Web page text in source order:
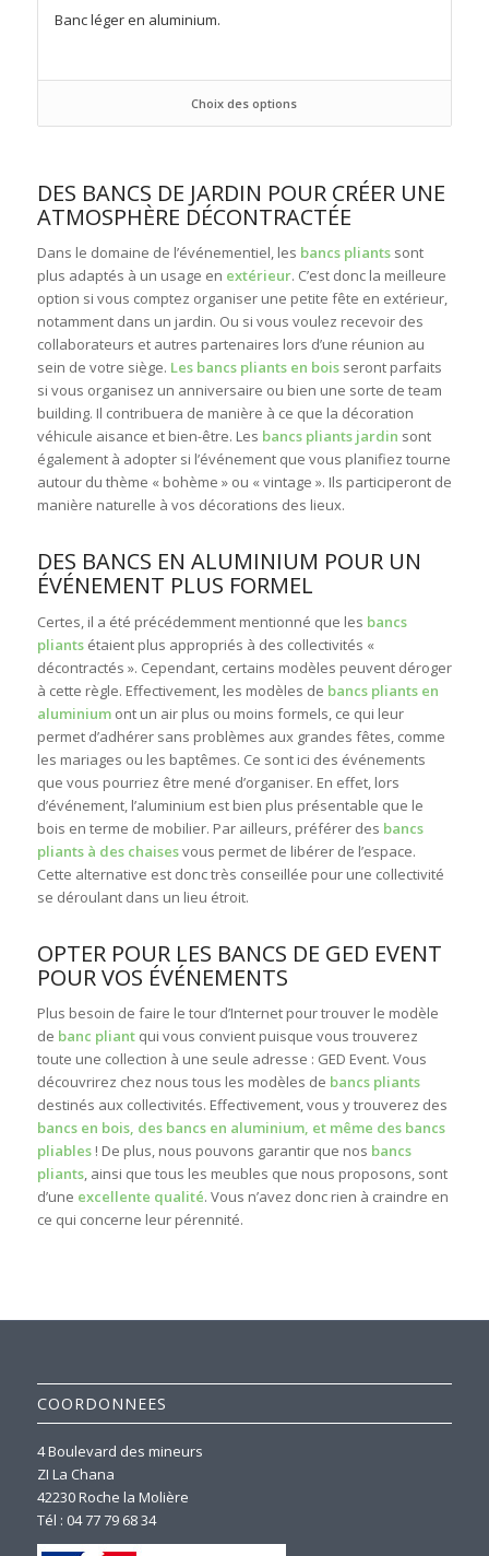
Banc léger en aluminium.
Choix des options
DES BANCS DE JARDIN POUR CRÉER UNE
ATMOSPHÈRE DÉCONTRACTÉE
Dans le domaine de l’événementiel, les bancs pliantssont
plus adaptés à un usage en extérieur. C’est donc la meilleure
option si vous comptez organiser une petite fête en extérieur,
notamment dans un jardin. Ou si vous voulez recevoir des
collaborateurs et autres partenaires lors d’une réunion au
sein de votre siège. Les bancs pliants en boisseront parfaits
si vous organisez un anniversaire ou bien une sorte de team
building. Il contribuera de manière à ce que la décoration
véhicule aisance et bien-être. Les bancs pliants jardin sont
également à adopter si l’événement que vous planifiez tourne
autour du thème « bohème » ou « vintage ». Ils participeront de
manière naturelle à vos décorations des lieux.
DES BANCS EN ALUMINIUM POUR UN
ÉVÉNEMENT PLUS FORMEL
Certes, il a été précédemment mentionné que les bancs
pliantsétaient plus appropriés à des collectivités «
décontractés ». Cependant, certains modèles peuvent déroger
à cette règle. Effectivement, les modèles de bancs pliants en
aluminiumont un air plus ou moins formels, ce qui leur
permet d’adhérer sans problèmes aux grandes fêtes, comme
les mariages ou les baptêmes. Ce sont ici des événements
que vous pourriez être mené d’organiser. En effet, lors
d’événement, l’aluminium est bien plus présentable que le
bois en terme de mobilier. Par ailleurs, préférer des bancs
pliants à des chaisesvous permet de libérer de l’espace.
Cette alternative est donc très conseillée pour une collectivité
se déroulant dans un lieu étroit.
OPTER POUR LES BANCS DE GED EVENT
POUR VOS ÉVÉNEMENTS
Plus besoin de faire le tour d’Internet pour trouver le modèle
de banc pliantqui vous convient puisque vous trouverez
toute une collection à une seule adresse : GED Event. Vous
découvrirez chez nous tous les modèles de bancs pliants
destinés aux collectivités. Effectivement, vous y trouverez des
bancs en bois, des bancs en aluminium, et même des bancs
pliables! De plus, nous pouvons garantir que nos bancs
pliants, ainsi que tous les meubles que nous proposons, sont
d’une excellente qualité. Vous n’avez donc rien à craindre en
ce qui concerne leur pérennité.
COORDONNEES
4 Boulevard des mineurs
ZI La Chana
42230 Roche la Molière
Tél : 04 77 79 68 34